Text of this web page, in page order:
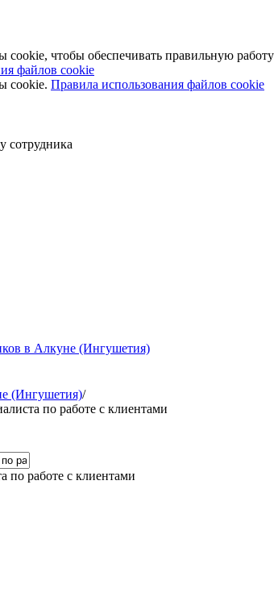
чтобы обеспечивать правильную
файлов cookie
cookie. Правила использования файлов cookie
сотрудника
в Алкуне (Ингушетия)
(Ингушетия)/
по работе с клиентами
по работе с клиентами